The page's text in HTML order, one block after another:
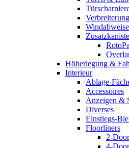
Höherlegung &
Interieur
Ablage-
Accessoires
Anzeigen &
Diverses
Einstiegs-
Floorliners
2-Door
4-Door